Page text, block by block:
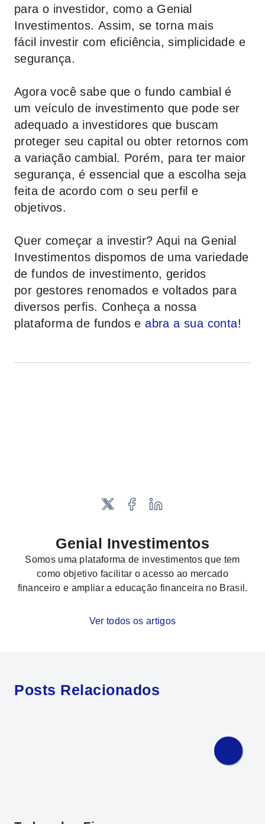
para o investidor, como a Genial
Investimentos. Assim, se torna mais
fácil investir com eficiência, simplicidade e
segurança.
Agora você sabe que o fundo cambial é
um veículo de investimento que pode ser
adequado a investidores que buscam
proteger seu capital ou obter retornos com
a variação cambial. Porém, para ter maior
segurança, é essencial que a escolha seja
feita de acordo com o seu perfil e
objetivos.
Quer começar a investir? Aqui na Genial
Investimentos dispomos de uma variedade
de fundos de investimento, geridos
por gestores renomados e voltados para
diversos perfis. Conheça a nossa
plataforma de fundos eabra a sua conta!
Genial Investimentos
Somos uma plataforma de investimentos que tem
como objetivo facilitar o acesso ao mercado
financeiro e ampliar a educação financeira no Brasil.
Ver todos os artigos
Posts Relacionados